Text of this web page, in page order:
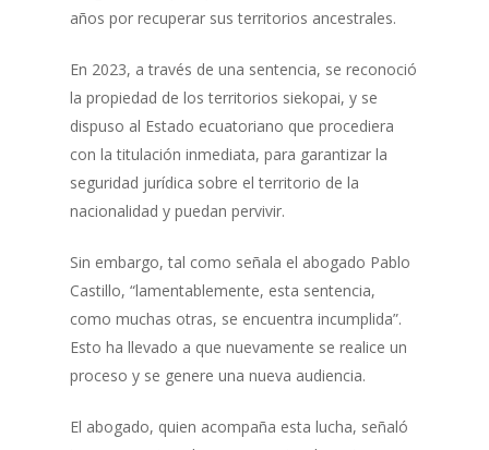
años por recuperar sus territorios ancestrales.
En 2023, a través de una sentencia, se reconoció
la propiedad de los territorios siekopai, y se
dispuso al Estado ecuatoriano que procediera
con la titulación inmediata, para garantizar la
seguridad jurídica sobre el territorio de la
nacionalidad y puedan pervivir.
Sin embargo, tal como señala el abogado Pablo
Castillo, “lamentablemente, esta sentencia,
como muchas otras, se encuentra incumplida”.
Esto ha llevado a que nuevamente se realice un
proceso y se genere una nueva audiencia.
El abogado, quien acompaña esta lucha, señaló